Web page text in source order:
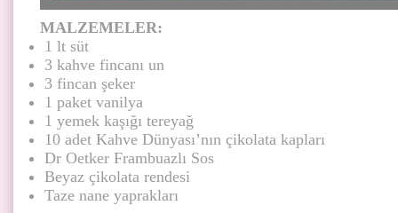
MALZEMELER:
1 lt süt
3 kahve fincanı un
3 fincan şeker
1 paket vanilya
1 yemek kaşığı tereyağ
10 adet Kahve Dünyası’nın çikolata kapları
Dr Oetker Frambuazlı Sos
Beyaz çikolata rendesi
Taze nane yaprakları